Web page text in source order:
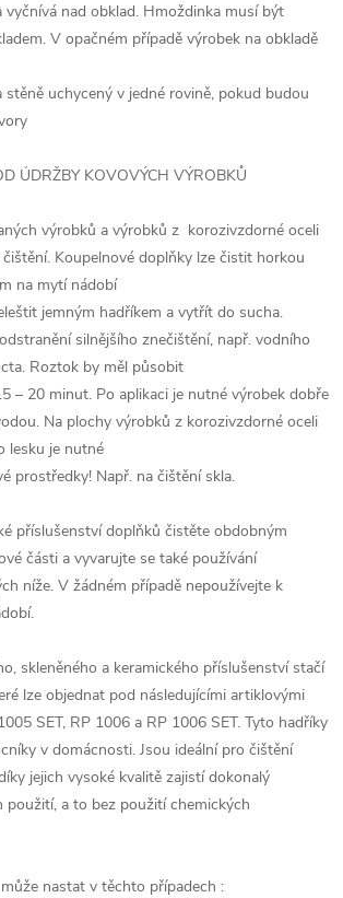
nad obklad. Hmoždinka musí být
V opačném případě výrobek na obkladě
stěně uchycený v jedné rovině, pokud budou
ÚDRŽBY KOVOVÝCH VÝROBKŮ
výrobků a výrobků z korozivzdorné oceli
Koupelnové doplňky lze čistit horkou
na mytí nádobí
jemným hadříkem a vytřít do sucha.
silnějšího znečištění, např. vodního
Roztok by měl působit
– 20 minut. Po aplikaci je nutné výrobek dobře
Na plochy výrobků z korozivzdorné oceli
lesku je nutné
prostředky! Např. na čištění skla.
příslušenství doplňků čistěte obdobným
části a vyvarujte se také používání
níže. V žádném případě nepoužívejte k
skleněného a keramického příslušenství stačí
lze objednat pod následujícími artiklovými
SET, RP 1006 a RP 1006 SET. Tyto hadříky
v domácnosti. Jsou ideální pro čištění
jejich vysoké kvalitě zajistí dokonalý
použití, a to bez použití chemických
nastat v těchto případech :